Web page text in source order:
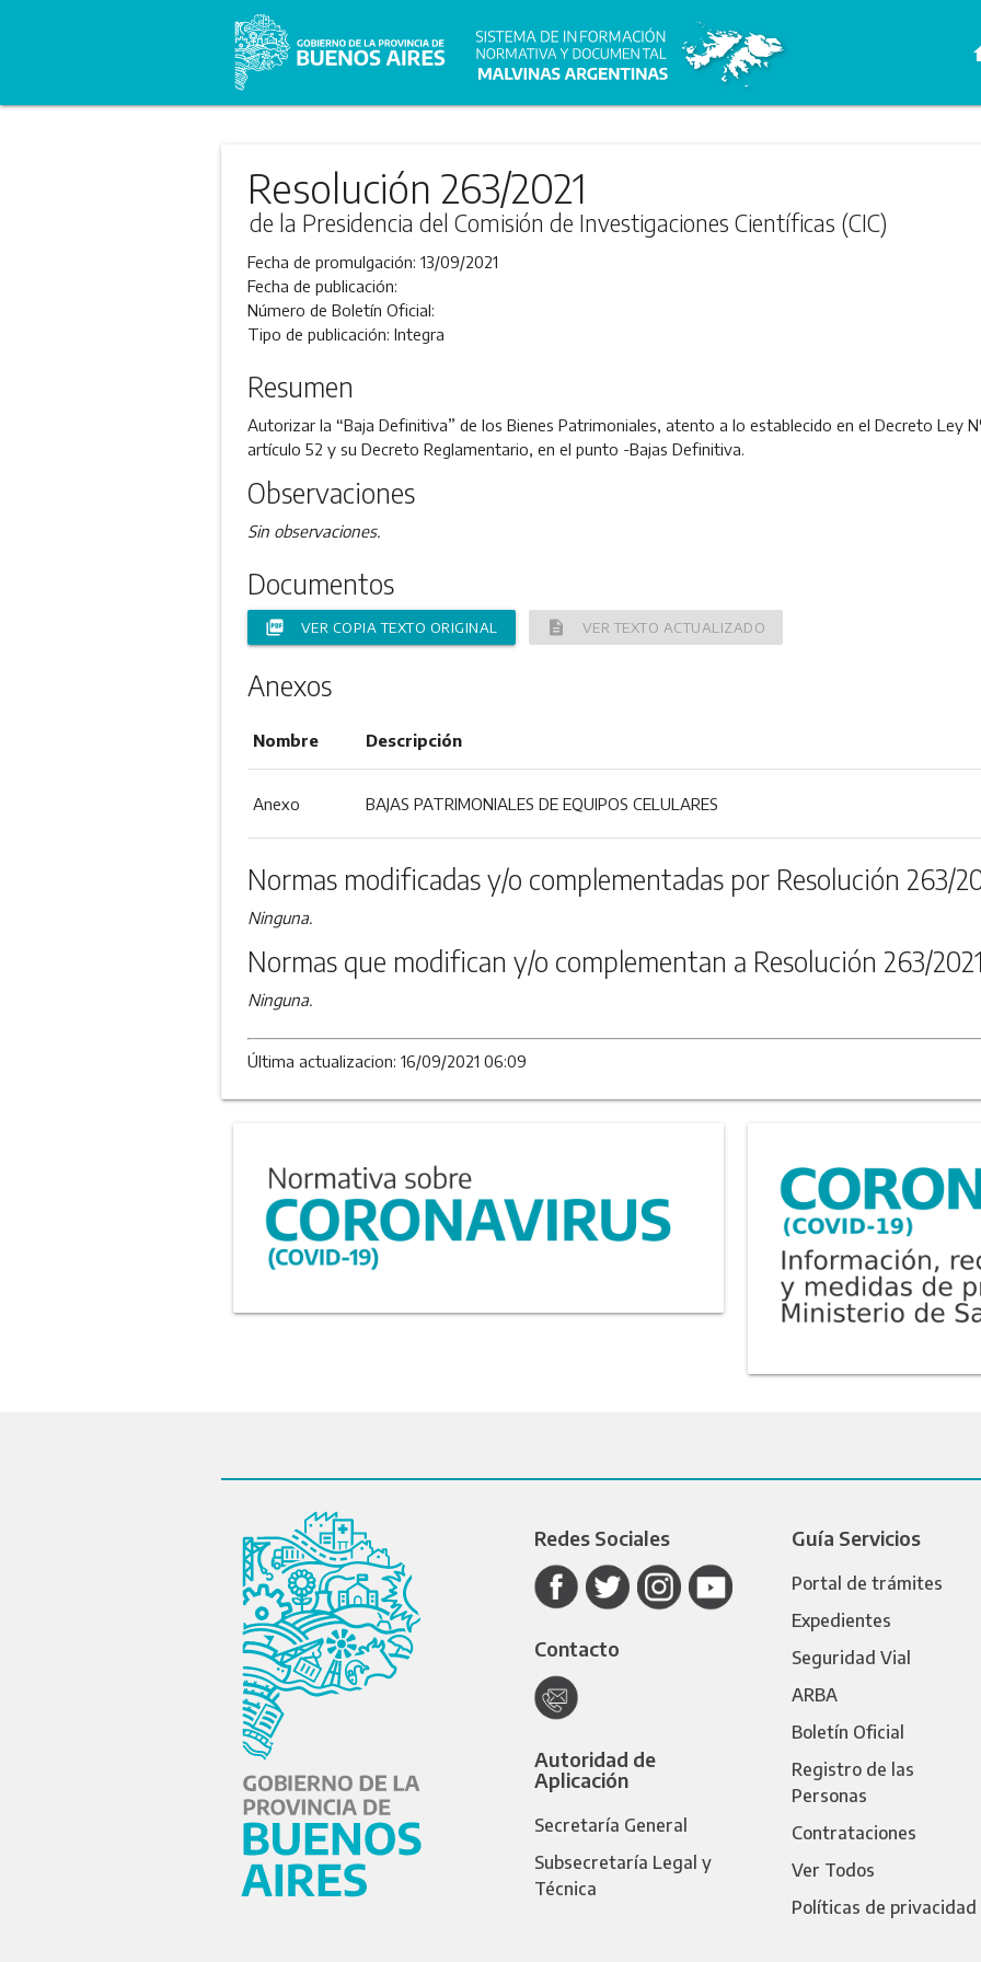
Resolución 263/2021
de la Presidencia del Comisión de Investigaciones Científicas (CIC)
Fecha de promulgación: 13/09/2021
Fecha de publicación:
Número de Boletín Oficial:
Tipo de publicación: Integra
Resumen
Autorizar la “Baja Definitiva” de los Bienes Patrimoniales, atento a lo establecido en el Decreto Ley
artículo 52 y su Decreto Reglamentario, en el punto -Bajas Definitiva.
Observaciones
Sin observaciones.
Documentos
picture_as_pdf VER COPIA TEXTO ORIGINAL description VER TEXTO ACTUALIZADO
Anexos
Nombre Descripción
Anexo BAJAS PATRIMONIALES DE EQUIPOS CELULARES
Normas modificadas y/o complementadas por Resolución 263/
Ninguna.
Normas que modifican y/o complementan a Resolución 263/2021
Ninguna.
Última actualizacion: 16/09/2021 06:09
Redes Sociales
Contacto
Autoridad de
Aplicación
Secretaría General
Subsecretaría Legal y
Técnica
Guía Servicios
Portal de trámites
Expedientes
Seguridad Vial
ARBA
Boletín Oficial
Registro de las
Personas
Contrataciones
Ver Todos
Políticas de privacidad